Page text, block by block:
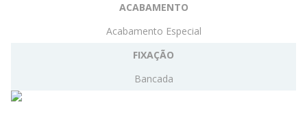
ACABAMENTO
Acabamento Especial
FIXAÇÃO
Bancada